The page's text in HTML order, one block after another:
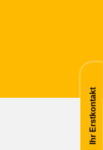
Ihr Erstkontakt